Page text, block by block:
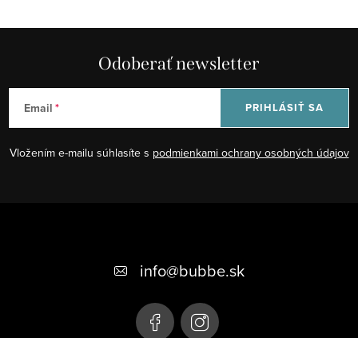
Odoberať newsletter
Email
Vložením e-mailu súhlasíte s podmienkami ochrany osobných údajov
PRIHLÁSIŤ SA
info@bubbe.sk